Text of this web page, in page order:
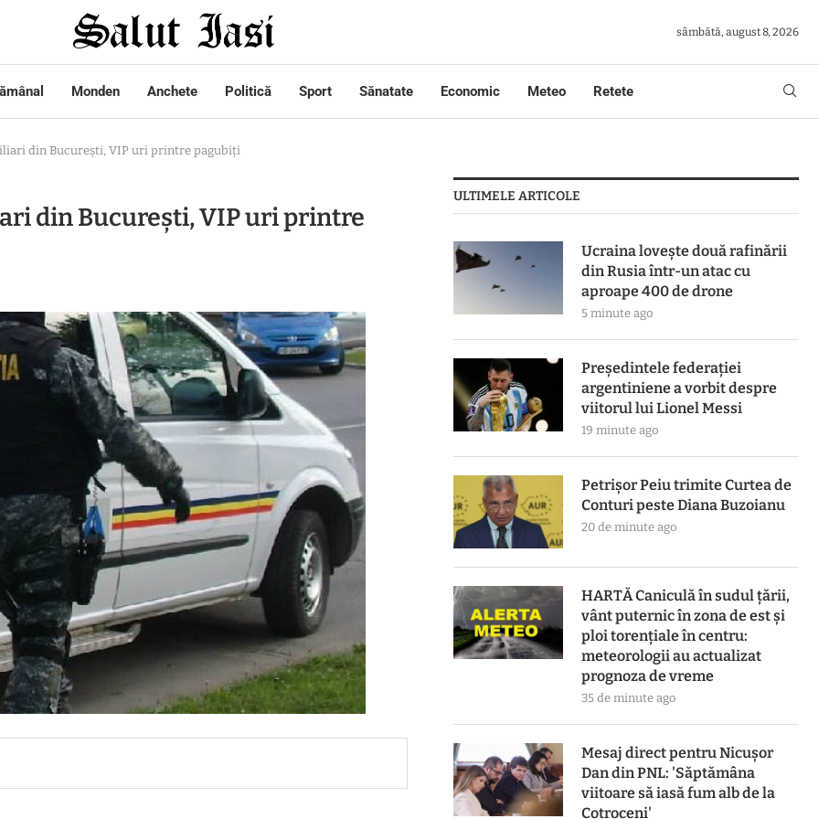
sâmbătă, august 8, 2026
Monden Anchete Politică Sport Sănatate Economic Meteo Retete
din București, VIP uri printre pagubiți
din București, VIP uri printre
ULTIMELE ARTICOLE
Ucraina lovește două rafinării
din Rusia într-un atac cu
aproape 400 de drone
5 minute ago
Președintele federației
argentiniene a vorbit despre
viitorul lui Lionel Messi
19 minute ago
Petrișor Peiu trimite Curtea de
Conturi peste Diana Buzoianu
20 de minute ago
HARTĂ Caniculă în sudul țării,
vânt puternic în zona de est și
ploi torențiale în centru:
meteorologii au actualizat
prognoza de vreme
35 de minute ago
Mesaj direct pentru Nicușor
Dan din PNL: 'Săptămâna
viitoare să iasă fum alb de la
Cotroceni'